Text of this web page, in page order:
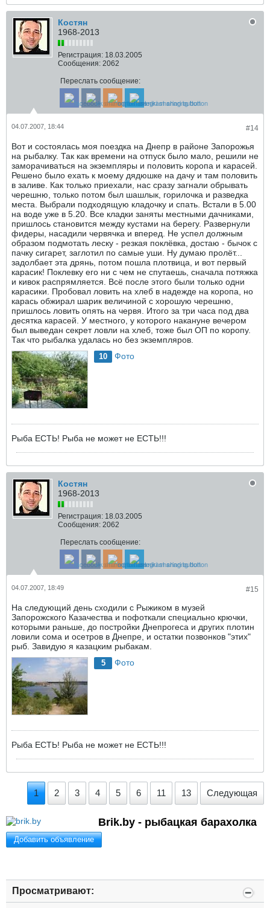
Костян
1968-2013
Регистрация: 18.03.2005
Сообщения: 2062
Переслать сообщение:
#14
04.07.2007, 18:44
Вот и состоялась моя поездка на Днепр в районе Запорожья
на рыбалку. Так как времени на отпуск было мало, решили не
заморачиваться на экземпляры и половить коропа и карасей.
Решено было ехать к моему дядюшке на дачу и там половить
в заливе. Как только приехали, нас сразу загнали обрывать
черешню, только потом был шашлык, горилочка и разведка
места. Выбрали подходящую кладочку и спать. Встали в 5.00
на воде уже в 5.20. Все кладки заняты местными дачниками,
пришлось становится между кустами на берегу. Развернули
фидеры, насадили червячка и вперед. Не успел должным
образом подмотать леску - резкая поклёвка, достаю - бычок с
пачку сигарет, заглотил по самые уши. Ну думаю пролёт...
задолбает эта дрянь, потом пошла плотвица, и вот первый
карасик! Поклевку его ни с чем не спутаешь, сначала потяжка
и кивок распрямляется. Всё после этого были только одни
карасики. Пробовал ловить на хлеб в надежде на коропа, но
карась обжирал шарик величиной с хорошую черешню,
пришлось ловить опять на червя. Итого за три часа под два
десятка карасей. У местного, у которого накануне вечером
был выведан секрет ловли на хлеб, тоже был ОП по коропу.
Так что рыбалка удалась но без экземпляров.
10 Фото
Рыба ЕСТЬ! Рыба не может не ЕСТЬ!!!
Костян
1968-2013
Регистрация: 18.03.2005
Сообщения: 2062
Переслать сообщение:
#15
04.07.2007, 18:49
На следующий день сходили с Рыжиком в музей
Запорожского Казачества и пофоткали специально крючки,
которыми раньше, до постройки Днепрогеса и других плотин
ловили сома и осетров в Днепре, и остатки позвонков "этих"
рыб. Завидую я казацким рыбакам.
5 Фото
Рыба ЕСТЬ! Рыба не может не ЕСТЬ!!!
1 2 3 4 5 6 11 13 Следующая
Brik.by - рыбацкая барахолка
Добавить объявление
Просматривают: